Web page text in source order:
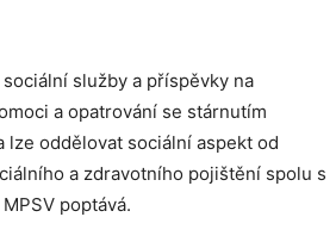
služby a příspěvky na
a opatrování se stárnutím
lze oddělovat sociální aspekt od
a zdravotního pojištění spolu s
poptává.